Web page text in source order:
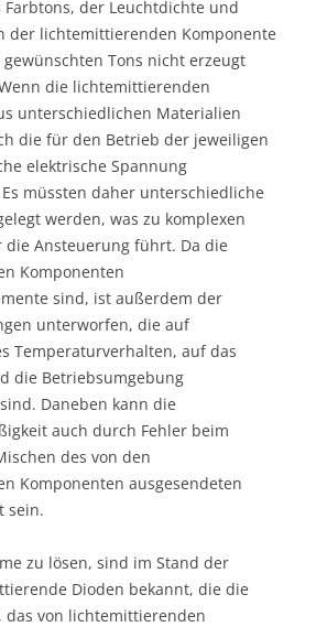
der Leuchtdichte und
der lichtemittierenden Komponente
Tons nicht erzeugt
die lichtemittierenden
unterschiedlichen Materialien
die für den Betrieb der jeweiligen
elektrische Spannung
müssten daher unterschiedliche
werden, was zu komplexen
die Ansteuerung führt. Da die
Komponenten
sind, ist außerdem der
unterworfen, die auf
Temperaturverhalten, auf das
die Betriebsumgebung
Daneben kann die
auch durch Fehler beim
des von den
Komponenten ausgesendeten
sein.
zu lösen, sind im Stand der
Dioden bekannt, die die
das von lichtemittierenden